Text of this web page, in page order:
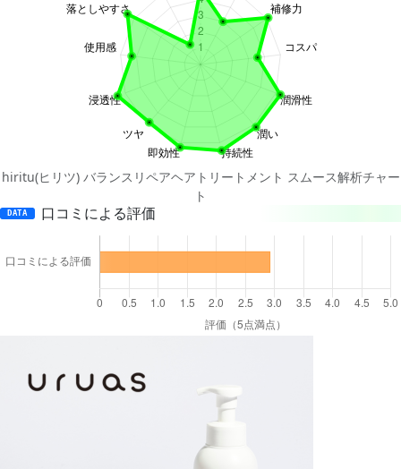
hiritu(ヒリツ) バランスリペアヘアトリートメント スムース解析チャー
ト
DATA 口コミによる評価